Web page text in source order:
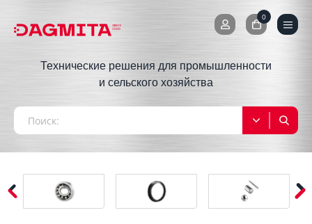
0
0
Технические решения для промышленности
и сельского хозяйства